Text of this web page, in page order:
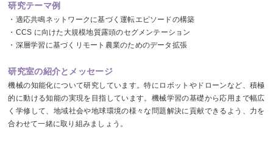
サイトマップ
学生専用サイト
研究テーマ例
・適応共鳴ネットワークに基づく運転エピソードの構築
・CCS に向けた大規模地質露頭のセグメンテーション
・深層学習に基づくリモート農業のためのデータ拡張
研究室の紹介とメッセージ
機械の知能化について研究しています。特にロボットやドローンなど、積極
的に動ける知能の実現を目指しています。機械学習の基礎から応用まで幅広
く学修して、地域社会や地球環境の様々な問題解決に貢献できるよう、力を
合わせて一緒に取り組みましょう。